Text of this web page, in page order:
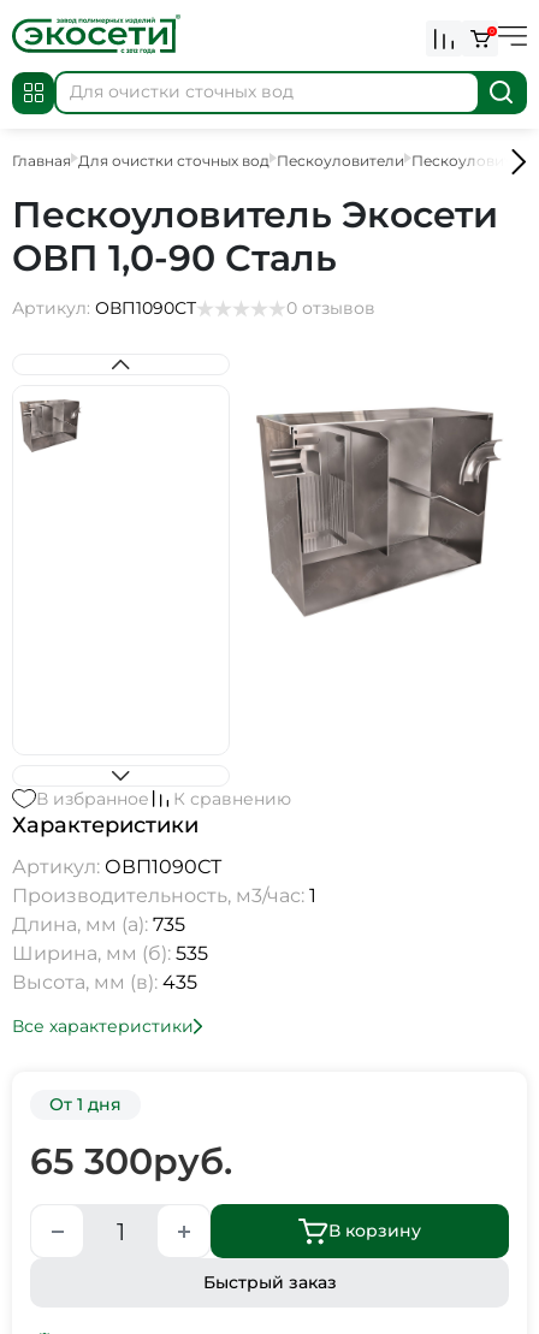
0
Главная Для очистки сточных вод Пескоуловители
Пескоуловитель Экосети
ОВП 1,0-90 Сталь
Артикул: ОВП1090СТ 0 отзывов
В избранное К сравнению
Характеристики
Артикул: ОВП1090СТ
Производительность, м3/час: 1
Длина, мм (а): 735
Ширина, мм (б): 535
Высота, мм (в): 435
Все характеристики
От 1 дня
65 300руб.
В корзину
Быстрый заказ